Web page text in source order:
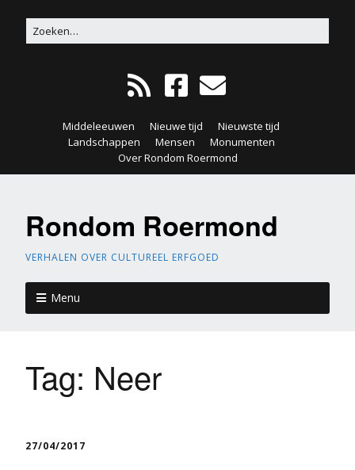
Middeleeuwen Nieuwe tijd
Nieuwste tijd
Landschappen
Mensen
Monumenten
Over Rondom Roermond
Rondom Roermond
VERHALEN OVER CULTUREEL ERFGOED
Menu
Tag: Neer
27/04/2017